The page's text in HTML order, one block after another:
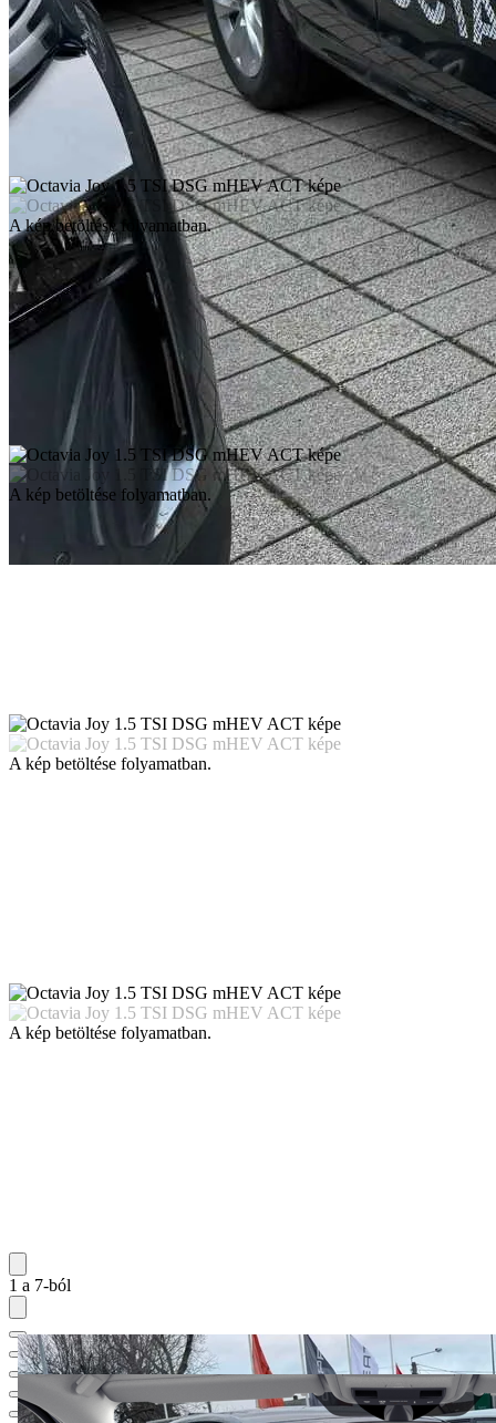
A kép betöltése folyamatban.
A kép betöltése folyamatban.
A kép betöltése folyamatban.
A kép betöltése folyamatban.
1 a 7-ból